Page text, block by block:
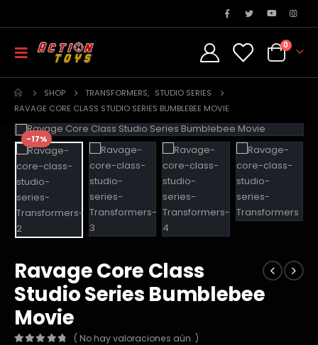
0
SHOP TRANSFORMERS, STUDIO SERIES
RAVAGE CORE CLASS STUDIO SERIES BUMBLEBEE MOVIE
-17%
Ravage Core Class
Studio Series Bumblebee
Movie
( No hay valoraciones aún. )